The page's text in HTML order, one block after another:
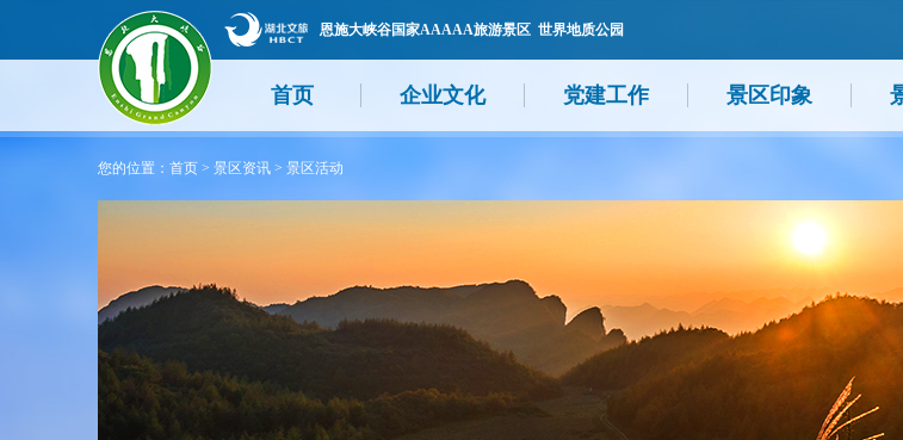
恩施大峡谷国家AAAAA旅游景区 世界地质公园
首页 企业文化 党建工作 景区印象
您的位置： 首页 > 景区资讯 > 景区活动